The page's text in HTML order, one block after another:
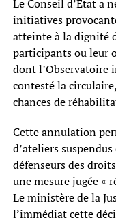
Le Conseil d’État a
initiatives
atteinte à la dignité
participants ou leur
dont l’Observatoire
contesté la
chances de
Cette annulation
d’ateliers
défenseurs des
une mesure jugée «
Le ministère de la
l’immédiat cette